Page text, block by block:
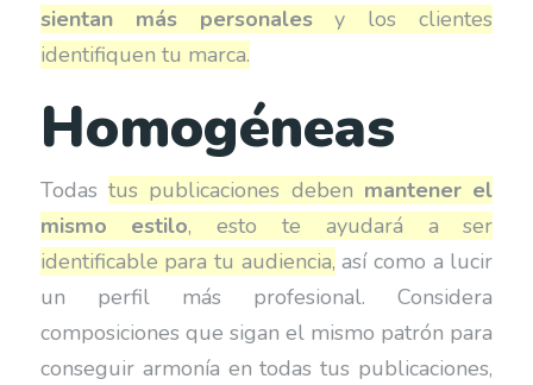
sientan más personalesy los clientes
identifiquen tu marca.
Homogéneas
Todas tus publicaciones deben mantener el
mismo estilo, esto te ayudará a ser
identificable para tu audiencia, así como a lucir
un perfil más profesional. Considera
composiciones que sigan el mismo patrón para
conseguir armonía en todas tus publicaciones,